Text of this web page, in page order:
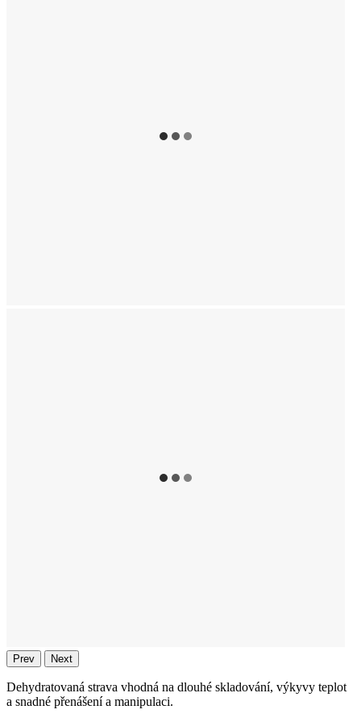
Prev Next
Dehydratovaná strava vhodná na dlouhé skladování, výkyvy teplot
a snadné přenášení a manipulaci.